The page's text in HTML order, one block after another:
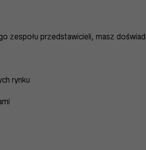
zespołu przedstawicieli, masz
rynku